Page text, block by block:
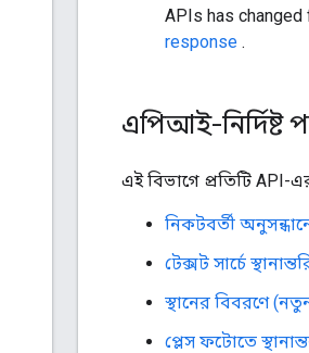
APIs has
response .
এপিআই-নির্দিষ্ট
এই বিভাগে প্রতিটি API-
নিকটবর্তী
টেক্সট সার্চে
স্থানের বিবরণে
প্লেস ফটোতে